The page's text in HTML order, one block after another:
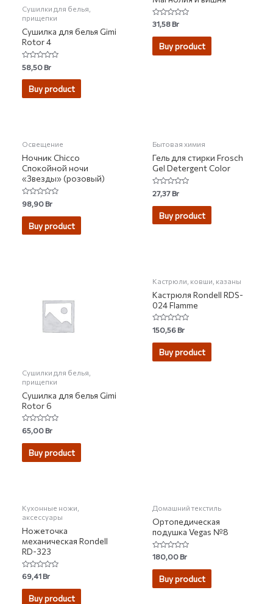
Сушилки для белья,
прищепки
Сушилка для белья Gimi
Rotor 4
Rated
0
out
58,50Br
Buy product
Rated
0
out
31,58Br
Buy product
Освещение
Ночник Chicco
Спокойной ночи
«Звезды» (розовый)
Rated
0
out
98,90Br
Buy product
Бытовая химия
Гель для стирки Frosch
Gel Detergent Color
Rated
0
out
27,37Br
Buy product
Сушилки для белья,
прищепки
Сушилка для белья Gimi
Rotor 6
Rated
0
out
65,00Br
Buy product
Кастрюли, ковши, казаны
Кастрюля Rondell RDS-
024 Flamme
Rated
0
out
150,56Br
Buy product
Кухонные ножи,
аксессуары
Ножеточка
механическая Rondell
RD-323
Rated
0
out
69,41Br
Buy product
Домашний текстиль
Ортопедическая
подушка Vegas №8
Rated
0
out
180,00Br
Buy product